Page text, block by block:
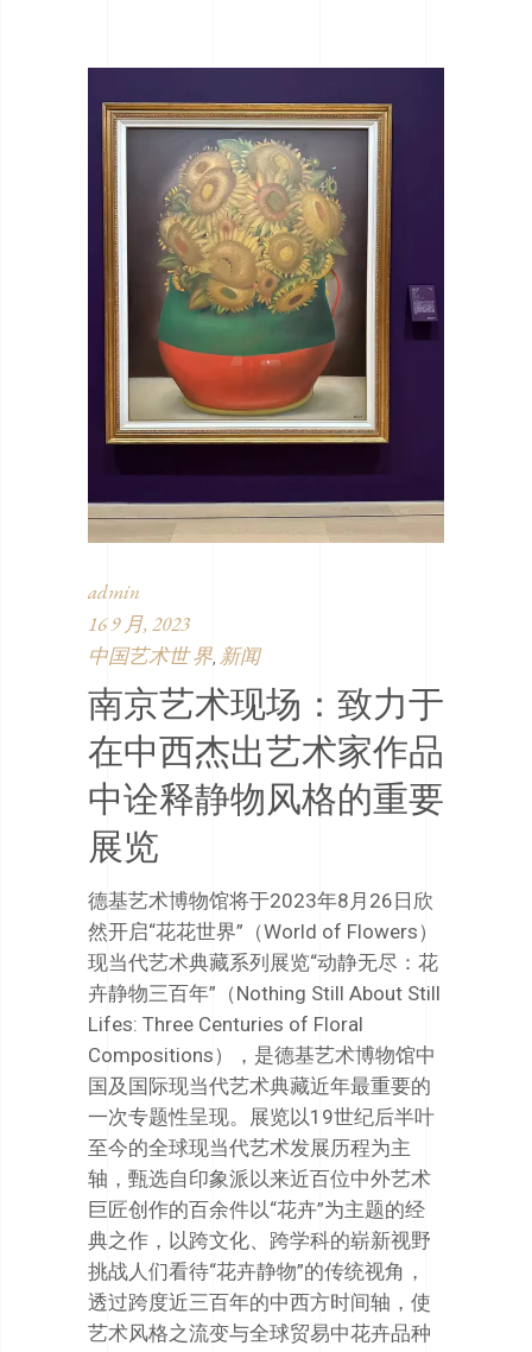
admin
16 9 月, 2023
中国艺术世 界, 新闻
南京艺术现场：致力于
在中西杰出艺术家作品
中诠释静物风格的重要
展览
德基艺术博物馆将于2023年8月26日欣
然开启“花花世界”（World of Flowers）
现当代艺术典藏系列展览“动静无尽：花
卉静物三百年”（Nothing Still About Still
Lifes: Three Centuries of Floral
Compositions），是德基艺术博物馆中
国及国际现当代艺术典藏近年最重要的
一次专题性呈现。展览以19世纪后半叶
至今的全球现当代艺术发展历程为主
轴，甄选自印象派以来近百位中外艺术
巨匠创作的百余件以“花卉”为主题的经
典之作，以跨文化、跨学科的崭新视野
挑战人们看待“花卉静物”的传统视角，
透过跨度近三百年的中西方时间轴，使
艺术风格之流变与全球贸易中花卉品种